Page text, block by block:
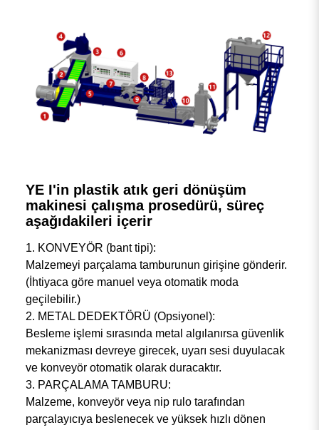
YE I'in plastik atık geri dönüşüm
makinesi çalışma prosedürü, süreç
aşağıdakileri içerir
1. KONVEYÖR (bant tipi):
Malzemeyi parçalama tamburunun girişine gönderir.
(İhtiyaca göre manuel veya otomatik moda
geçilebilir.)
2. METAL DEDEKTÖRÜ (Opsiyonel):
Besleme işlemi sırasında metal algılanırsa güvenlik
mekanizması devreye girecek, uyarı sesi duyulacak
ve konveyör otomatik olarak duracaktır.
3. PARÇALAMA TAMBURU:
Malzeme, konveyör veya nip rulo tarafından
parçalayıcıya beslenecek ve yüksek hızlı dönen